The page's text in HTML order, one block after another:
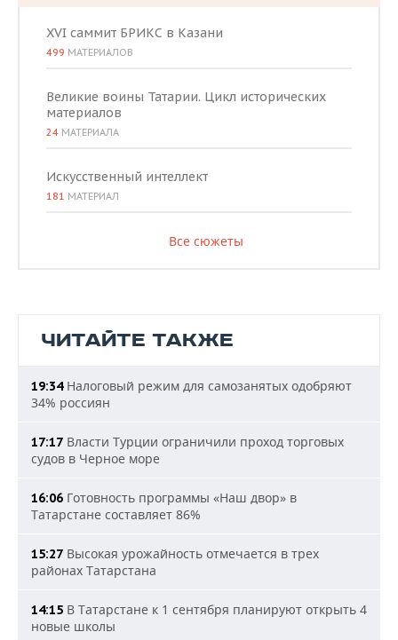
XVI саммит БРИКС в Казани
499 МАТЕРИАЛОВ
Великие воины Татарии. Цикл исторических
материалов
24 МАТЕРИАЛА
Искусственный интеллект
181 МАТЕРИАЛ
Все сюжеты
ЧИТАЙТЕ ТАКЖЕ
19:34Налоговый режим для самозанятых одобряют
34% россиян
17:17 Власти Турции ограничили проход торговых
судов в Черное море
16:06 Готовность программы «Наш двор» в
Татарстане составляет 86%
15:27 Высокая урожайность отмечается в трех
районах Татарстана
14:15 В Татарстане к 1 сентября планируют открыть 4
новые школы